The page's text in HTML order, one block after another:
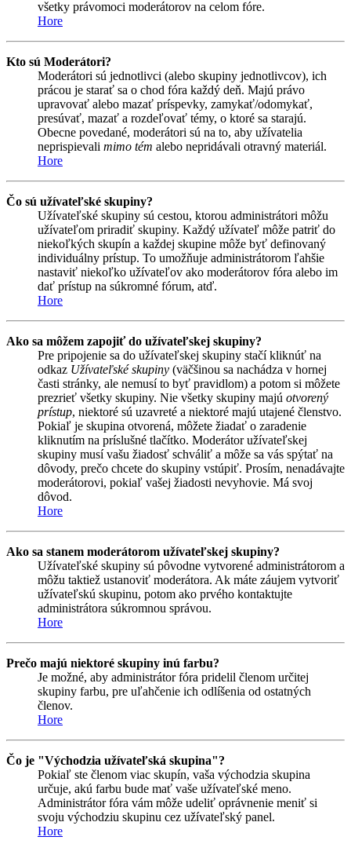
všetky právomoci moderátorov na celom fóre.
Hore
Kto sú Moderátori?
Moderátori sú jednotlivci (alebo skupiny jednotlivcov), ich
prácou je starať sa o chod fóra každý deň. Majú právo
upravovať alebo mazať príspevky, zamykať/odomykať,
presúvať, mazať a rozdeľovať témy, o ktoré sa starajú.
Obecne povedané, moderátori sú na to, aby užívatelia
neprispievali mimo tém alebo nepridávali otravný materiál.
Hore
Čo sú užívateľské skupiny?
Užívateľské skupiny sú cestou, ktorou administrátori môžu
užívateľom priradiť skupiny. Každý užívateľ môže patriť do
niekoľkých skupín a každej skupine môže byť definovaný
individuálny prístup. To umožňuje administrátorom ľahšie
nastaviť niekoľko užívateľov ako moderátorov fóra alebo im
dať prístup na súkromné fórum, atď.
Hore
Ako sa môžem zapojiť do užívateľskej skupiny?
Pre pripojenie sa do užívateľskej skupiny stačí kliknúť na
odkaz Užívateľské skupiny (väčšinou sa nachádza v hornej
časti stránky, ale nemusí to byť pravidlom) a potom si môžete
prezrieť všetky skupiny. Nie všetky skupiny majú otvorený
prístup, niektoré sú uzavreté a niektoré majú utajené členstvo.
Pokiaľ je skupina otvorená, môžete žiadať o zaradenie
kliknutím na príslušné tlačítko. Moderátor užívateľskej
skupiny musí vašu žiadosť schváliť a môže sa vás spýtať na
dôvody, prečo chcete do skupiny vstúpiť. Prosím, nenadávajte
moderátorovi, pokiaľ vašej žiadosti nevyhovie. Má svoj
dôvod.
Hore
Ako sa stanem moderátorom užívateľskej skupiny?
Užívateľské skupiny sú pôvodne vytvorené administrátorom a
môžu taktiež ustanoviť moderátora. Ak máte záujem vytvoriť
užívateľskú skupinu, potom ako prvého kontaktujte
administrátora súkromnou správou.
Hore
Prečo majú niektoré skupiny inú farbu?
Je možné, aby administrátor fóra pridelil členom určitej
skupiny farbu, pre uľahčenie ich odlíšenia od ostatných
členov.
Hore
Čo je "Východzia užívateľská skupina"?
Pokiaľ ste členom viac skupín, vaša východzia skupina
určuje, akú farbu bude mať vaše užívateľské meno.
Administrátor fóra vám môže udeliť oprávnenie meniť si
svoju východziu skupinu cez užívateľský panel.
Hore